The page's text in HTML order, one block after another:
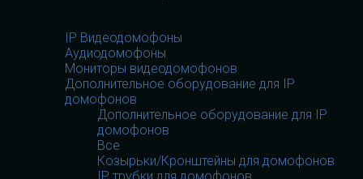
IP Видеодомофоны
Аудиодомофоны
Мониторы видеодомофонов
Дополнительное оборудование для IP
домофонов
Дополнительное оборудование для IP
домофонов
Все
Козырьки/Кронштейны для домофонов